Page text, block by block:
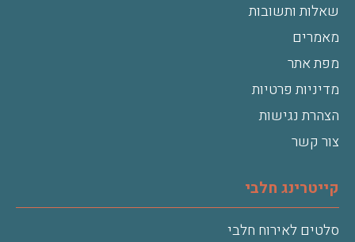
שאלות ותשובות
מאמרים
מפת אתר
מדיניות פרטיות
הצהרת נגישות
צור קשר
קייטרינג חלבי
סלטים לאירוח חלבי